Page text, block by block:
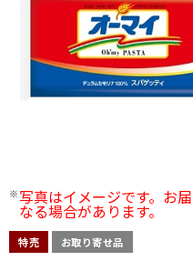
写真はイメージです。お
なる場合があります。
特売 お取り寄せ品